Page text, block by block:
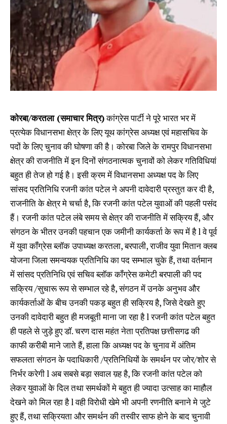
कोरबा/करतला (समाचार मित्र)कांग्रेस पार्टी ने पूरे भारत भर में
प्रत्येक विधानसभा क्षेत्र के लिए यूथ कांग्रेस अध्यक्ष एवं महासचिव के
पदों के लिए चुनाव की घोषणा की है। कोरबा जिले के रामपुर विधानसभा
क्षेत्र की राजनीति में इन दिनों संगठनात्मक चुनावों को लेकर गतिविधियां
बहुत ही तेज हो गई है। इसी क्रम में विधानसभा अध्यक्ष पद के लिए
सांसद प्रतिनिधि रजनी कांत पटेल ने अपनी दावेदारी प्रस्तुत कर दी है,
राजनीति के क्षेत्र मे चर्चा है, कि रजनी कांत पटेल युवाओं की पहली पसंद
हैं। रजनी कांत पटेल लंबे समय से क्षेत्र की राजनीति में सक्रिय हैं, और
संगठन के भीतर उनकी पहचान एक जमीनी कार्यकर्ता के रूप में है l वे पूर्व
में युवा कॉंग्रेस ब्लॉक उपाध्यक्ष करतला, बरपाली, राजीव युवा मितान क्लब
योजना जिला समन्वयक प्रतिनिधि का पद सम्भाल चुके हैं, तथा वर्तमान
में सांसद प्रतिनिधि एवं सचिव ब्लॉक कॉंग्रेस कमेटी बरपाली की पद
सक्रिय /सुचारू रूप से सम्भाल रहे है, संगठन में उनके अनुभव और
कार्यकर्ताओं के बीच उनकी पकड़ बहुत ही सक्रिय है, जिसे देखते हुए
उनकी दावेदारी बहुत ही मजबूती माना जा रहा है l रजनी कांत पटेल बहुत
ही पहले से जुड़े हुए डॉ. चरण दास महंत नेता प्रतिपक्ष छत्तीसगढ की
काफी करीबी माने जाते हैं, हाला कि अध्यक्ष पद के चुनाव में अंतिम
सफलता संगठन के पदाधिकारी /प्रतिनिधियों के समर्थन पर जोर/शोर से
निर्भर करेगी l अब सबसे बड़ा सवाल य़ह है, कि रजनी कांत पटेल को
लेकर युवाओं के दिल तथा समर्थकों मे बहुत ही ज्यादा उत्साह का माहौल
देखने को मिल रहा है l वही विरोधी खेमे भी अपनी रणनीति बनाने मे जुटे
हुए हैं, तथा सक्रियता और समर्थन की तस्वीर साफ होने के बाद चुनावी